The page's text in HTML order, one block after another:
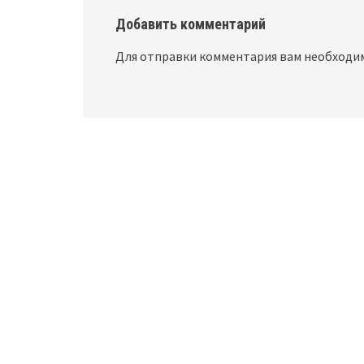
Добавить комментарий
Для отправки комментария вам